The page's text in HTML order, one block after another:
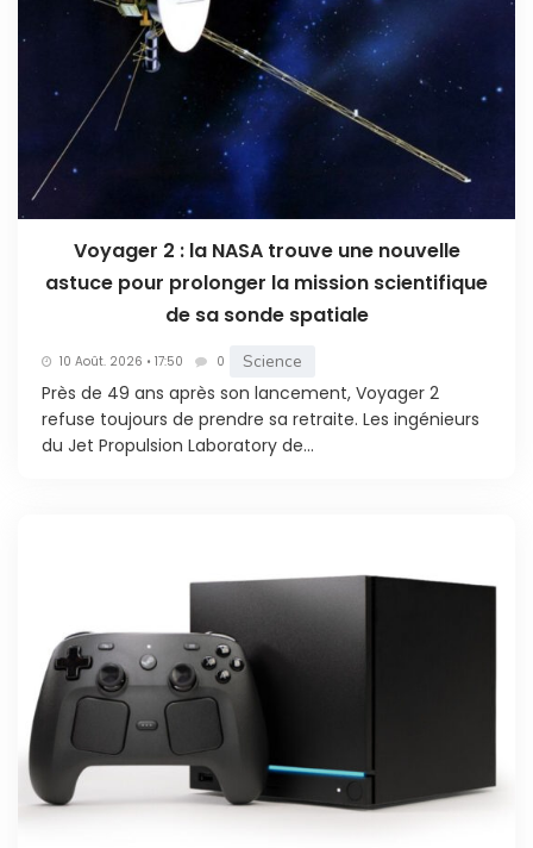
Voyager 2 : la NASA trouve une nouvelle
astuce pour prolonger la mission scientifique
de sa sonde spatiale
10 Août. 2026 • 17:50 0 Science
Près de 49 ans après son lancement, Voyager 2
refuse toujours de prendre sa retraite. Les ingénieurs
du Jet Propulsion Laboratory de...